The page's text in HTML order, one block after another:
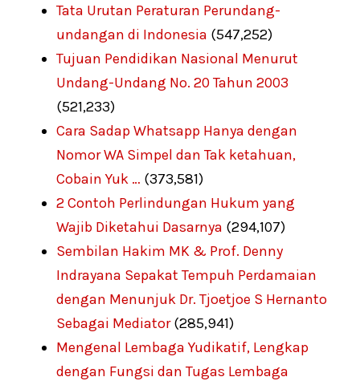
Tata Urutan Peraturan Perundang-
undangan di Indonesia (547,252)
Tujuan Pendidikan Nasional Menurut
Undang-Undang No. 20 Tahun 2003
(521,233)
Cara Sadap Whatsapp Hanya dengan
Nomor WA Simpel dan Tak ketahuan,
Cobain Yuk … (373,581)
2 Contoh Perlindungan Hukum yang
Wajib Diketahui Dasarnya (294,107)
Sembilan Hakim MK & Prof. Denny
Indrayana Sepakat Tempuh Perdamaian
dengan Menunjuk Dr. Tjoetjoe S Hernanto
Sebagai Mediator (285,941)
Mengenal Lembaga Yudikatif, Lengkap
dengan Fungsi dan Tugas Lembaga